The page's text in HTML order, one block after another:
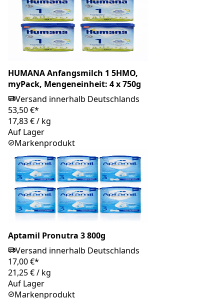
HUMANA Anfangsmilch 1 5HMO,
myPack, Mengeneinheit: 4 x 750g
Versand innerhalb Deutschlands
53,50 €*
17,83 €/ kg
Auf Lager
Markenprodukt
Aptamil Pronutra 3 800g
Versand innerhalb Deutschlands
17,00 €*
21,25 €/ kg
Auf Lager
Markenprodukt